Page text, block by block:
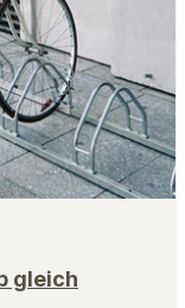
gleich